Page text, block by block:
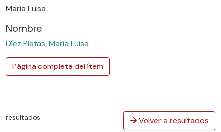
María Luisa
Nombre
Díez Platas, María Luisa
Página completa del ítem
resultados Volver a resultados